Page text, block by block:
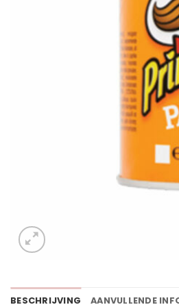
BESCHRIJVING AANVULLENDE